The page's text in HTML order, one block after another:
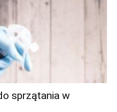
sprzątania w